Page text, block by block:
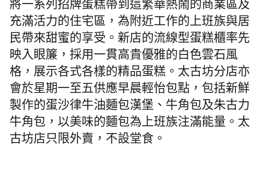
將一系列招牌蛋糕帶到這繁華熱鬧的商業區及
充滿活力的住宅區，為附近工作的上班族與居
民帶來甜蜜的享受。新店的流線型蛋糕櫃率先
映入眼簾，採用一貫高貴優雅的白色雲石風
格，展示各式各樣的精品蛋糕。太古坊分店亦
會於星期一至五供應早晨輕怡包點，包括新鮮
製作的蛋沙律牛油麵包漢堡、牛角包及朱古力
牛角包，以美味的麵包為上班族注滿能量。太
古坊店只限外賣，不設堂食。